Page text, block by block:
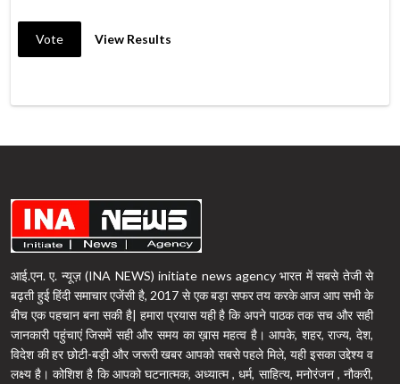
Vote View Results
आई.एन. ए. न्यूज़ (INA NEWS) initiate news agency भारत में सबसे तेजी से
बढ़ती हुई हिंदी समाचार एजेंसी है, 2017 से एक बड़ा सफर तय करके आज आप सभी के
बीच एक पहचान बना सकी है| हमारा प्रयास यही है कि अपने पाठक तक सच और सही
जानकारी पहुंचाएं जिसमें सही और समय का ख़ास महत्व है। आपके, शहर, राज्य, देश,
विदेश की हर छोटी-बड़ी और जरूरी खबर आपको सबसे पहले मिले, यही इसका उद्देश्य व
लक्ष्य है। कोशिश है कि आपको घटनात्मक, अध्यात्म , धर्म, साहित्य, मनोरंजन , नौकरी,